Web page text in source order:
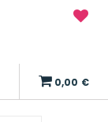
0,00 €